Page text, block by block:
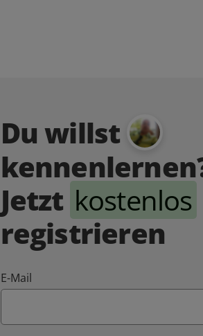
Du willst
Jetzt kostenlos
registrieren
E-Mail